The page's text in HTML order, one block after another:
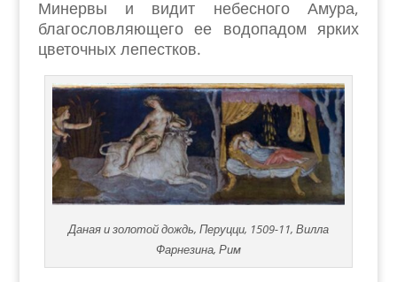
Минервы и видит небесного Амура,
благословляющего ее водопадом ярких
цветочных лепестков.
Даная и золотой дождь, Перуцци, 1509-11, Вилла
Фарнезина, Рим